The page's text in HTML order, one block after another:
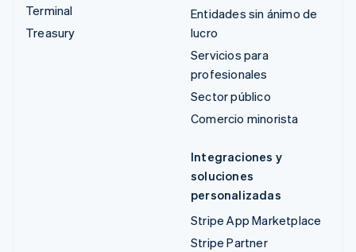
Terminal
Treasury
Entidades sin ánimo de
lucro
Servicios para
profesionales
Sector público
Comercio minorista
Integraciones y
soluciones
personalizadas
Stripe App Marketplace
Stripe Partner